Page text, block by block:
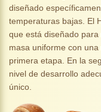
diseñado
temperaturas bajas. El
que está diseñado
masa uniforme con
primera etapa. En la
nivel de desarrollo
único.